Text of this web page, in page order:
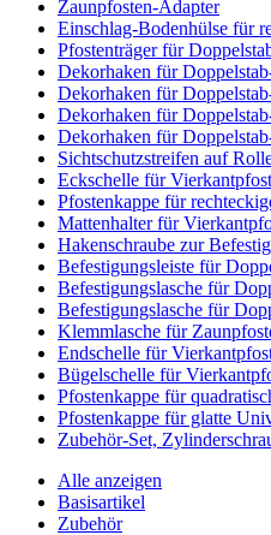
Zaunpfosten-Adapter
Einschlag-Bodenhülse für
Pfostenträger für
Dekorhaken für
Dekorhaken für
Dekorhaken für
Dekorhaken für
Sichtschutzstreifen auf
Eckschelle für
Pfostenkappe für
Mattenhalter für
Hakenschraube zur
Befestigungsleiste für
Befestigungslasche für
Befestigungslasche für
Klemmlasche für
Endschelle für
Bügelschelle für
Pfostenkappe für
Pfostenkappe für glatte
Zubehör-Set,
Alle anzeigen
Basisartikel
Zubehör